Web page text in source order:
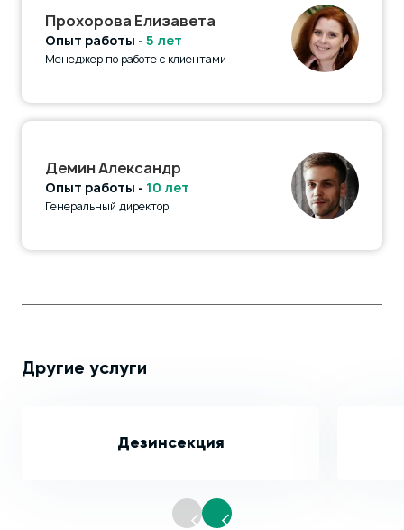
Прохорова Елизавета
Опыт работы - 5 лет
Менеджер по работе с клиентами
Демин Александр
Опыт работы - 10 лет
Генеральный директор
Другие услуги
Дезинсекция